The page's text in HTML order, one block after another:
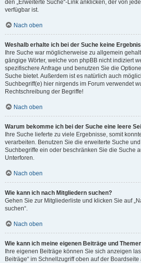
den „Erweiterte Suche“-Link anklicken, der von
verfügbar ist.
Nach oben
Weshalb erhalte ich bei der Suche keine
Ihre Suche war möglicherweise zu allgemein
gängige Wörter, welche von phpBB nicht indiziert
spezifischere Anfrage und benutzen Sie die
Suche bietet. Außerdem ist es natürlich auch
Suchbegriff(e) hier nirgends im Forum verwendet
Rechtschreibung der Begriffe!
Nach oben
Warum bekomme ich bei der Suche eine leere
Ihre Suche lieferte zu viele Ergebnisse, somit
verarbeiten. Benutzen Sie die erweiterte Suche
Suchbegriffe ein oder beschränken Sie die Suche
Unterforen.
Nach oben
Wie kann ich nach Mitgliedern suchen?
Gehen Sie zur Mitgliederliste und klicken Sie auf
suchen“.
Nach oben
Wie kann ich meine eigenen Beiträge und
Ihre eigenen Beiträge können Sie sich anzeigen
Beiträge“ im Schnellzugriff oben auf der